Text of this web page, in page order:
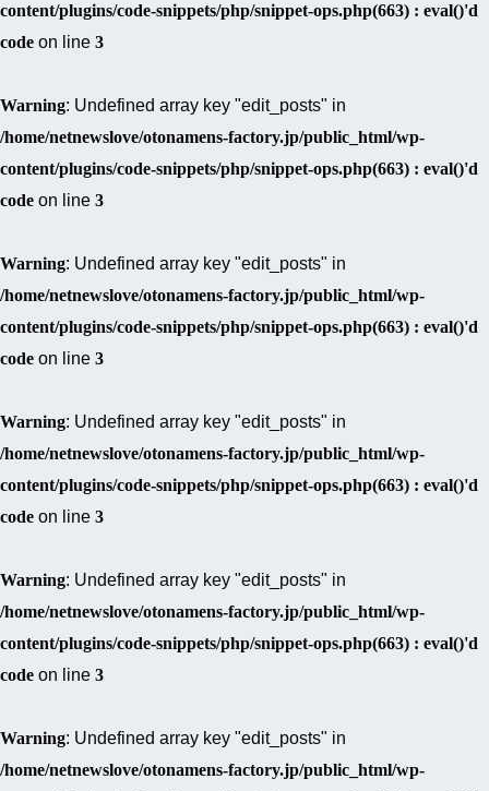
content/plugins/code-snippets/php/snippet-ops.php(663) : eval()'d
code on line 3
Warning: Undefined array key "edit_posts" in
/home/netnewslove/otonamens-factory.jp/public_html/wp-
content/plugins/code-snippets/php/snippet-ops.php(663) : eval()'d
code on line 3
Warning: Undefined array key "edit_posts" in
/home/netnewslove/otonamens-factory.jp/public_html/wp-
content/plugins/code-snippets/php/snippet-ops.php(663) : eval()'d
code on line 3
Warning: Undefined array key "edit_posts" in
/home/netnewslove/otonamens-factory.jp/public_html/wp-
content/plugins/code-snippets/php/snippet-ops.php(663) : eval()'d
code on line 3
Warning: Undefined array key "edit_posts" in
/home/netnewslove/otonamens-factory.jp/public_html/wp-
content/plugins/code-snippets/php/snippet-ops.php(663) : eval()'d
code on line 3
Warning: Undefined array key "edit_posts" in
/home/netnewslove/otonamens-factory.jp/public_html/wp-